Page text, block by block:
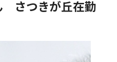
さつきが丘在勤